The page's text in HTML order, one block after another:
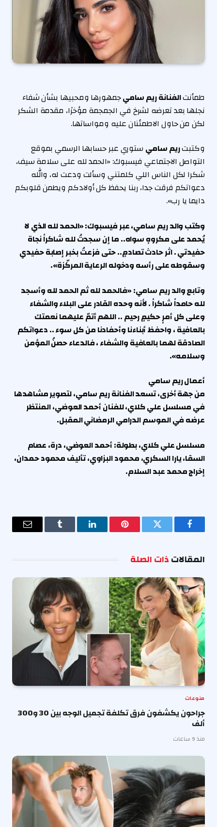
طمأنتالفنانة ريم ساميجمهورها ومحبيها بشأن شفاء
نجلها بعد تعرضه لشرخ في الجمجمة مؤخرًا، مقدمة الشكر
لكن من حاول الاطمئنان عليه ومواساتها.
وكتبتريم سامي ستوري عبر حسابها الرسمي بموقع
التواصل الاجتماعي فيسبوك: «الحمد لله على سلامة سيف،
شكرا لكل الناس اللي كلمتني وسألت ودعت له، والله
دعواتكم فرقت جدا، ربنا يحفظ كل أولادكم ويطمن قلوبكم
دايما يا رب».
وكتب والد ريم سامي، عبر فيسبوك: «الحمد لله الذي لا
يُحمد على مكروهٍ سواه.. ما إن سجدتُ لله شاكراً نجاة
حفيدتي . اثر حادث تصادمٍ.. حتى فزعتُ بخبر إصابة حفيدي
وسقوطه على رأسه ودخوله الرعاية المركّزة».
وتابع والد ريم سامي: «فالحمد لله ثم الحمد لله وأسجد
لله حامداً شاكراً . لأنه وحده القادر على البلاء والشفاء
وعلى كل أمرٍ حكيمٍ رحيم .. اللهم أتمّ عليهما نعمتك
بالعافية ، واحفظ أبناءنا وأحفادنا من كل سوء .. دعواتكم
الصادقة لهما بالعافية والشفاء ، فالدعاء حصنُ المؤمن
وسلامه».
أعمال ريم سامي
من جهة أخرى، تسعد الفنانة ريم سامي، لتصوير مشاهدها
في مسلسل علي كلاي، للفنان أحمد العوضي، المنتظر
عرضه في الموسم الدرامي الرمضاني المقبل.
مسلسل علي كلاي، بطولة: أحمد العوضي، درة، عصام
السقا، يارا السكري، محمود البزاوي، تأليف محمود حمدان،
إخراج محمد عبد السلام.
فيسبوك تويتر بينتيريستلينكدإن Tumblr
البريد
المقالاتذات الصلة
منوعات
جراحون يكشفون فرق تكلفة تجميل الوجه بين 30 و300
ألف
منذ 9 ساعات